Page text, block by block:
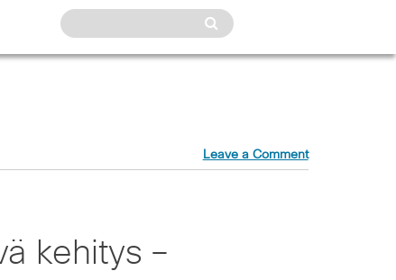
Leave a Comment
kehitys –